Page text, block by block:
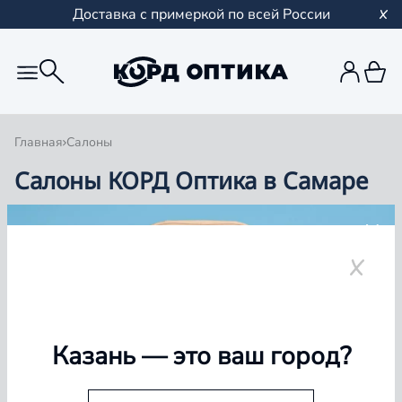
Доставка с примеркой по всей России
Главная Салоны
Салоны КОРД Оптика в Самаре
Группа компаний «Корд Оптика» - это более 100
Казань— это ваш город?